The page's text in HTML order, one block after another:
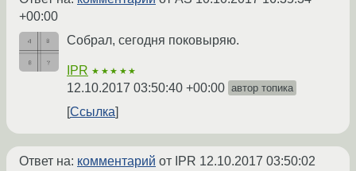
+00:00
Собрал, сегодня поковыряю.
IPR ★★★★★
12.10.2017 03:50:40 +00:00 автор топика
Ссылка
Ответ на: комментарий от IPR 12.10.2017 03:50:02